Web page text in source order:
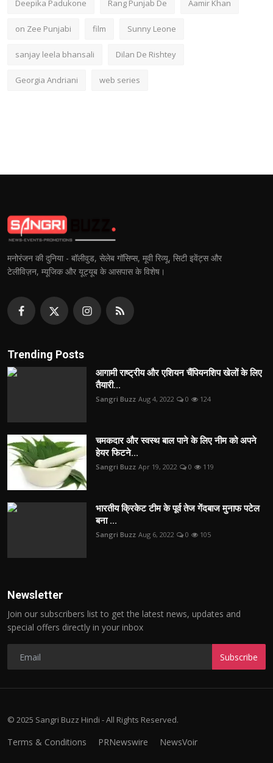
Deepika Padukone Rang Punjab De Aamir Khan
on Zee Punjabi film Sunny Leone
sanjay leela bhansali Dilan De Rishtey
Georgia Andriani web series
मनोरंजन की दुनिया - बॉलीवुड, सेलेब गॉसिप्स, मूवी रिव्यू, सिटी इवेंट्स और
टेलीविज़न, म्यूजिक और यूट्यूब के आसपास के विशेष।
Trending Posts
आगामी राष्ट्रीय और एशियन चैंपियनशिप खेलों के लिए
तैयारी...
Sangri Buzz Aug 4, 2022 0 124
चमकदार और स्वस्थ बाल पाने के लिए नीम को अपने
हेयर फिटने...
Sangri Buzz Apr 19, 2022 0 119
भारतीय क्रिकेट टीम के पूर्व तेज गेंदबाज मुनाफ पटेल
बना ...
Sangri Buzz Aug 6, 2022 0 105
Newsletter
Join our subscribers list to get the latest news, updates and
special offers directly in your inbox
Subscribe
© 2025 Sangri Buzz Hindi - All Rights Reserved.
Terms & Conditions PRNewswire NewsVoir